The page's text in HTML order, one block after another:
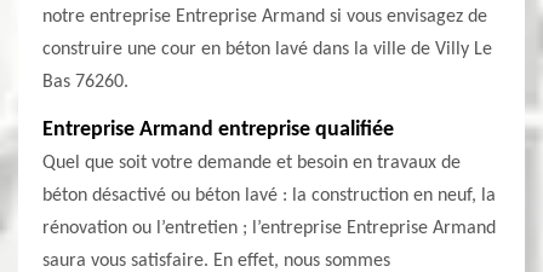
notre entreprise Entreprise Armand si vous envisagez de
construire une cour en béton lavé dans la ville de Villy Le
Bas 76260.
Entreprise Armand entreprise qualifiée
Quel que soit votre demande et besoin en travaux de
béton désactivé ou béton lavé : la construction en neuf, la
rénovation ou l’entretien ; l’entreprise Entreprise Armand
saura vous satisfaire. En effet, nous sommes